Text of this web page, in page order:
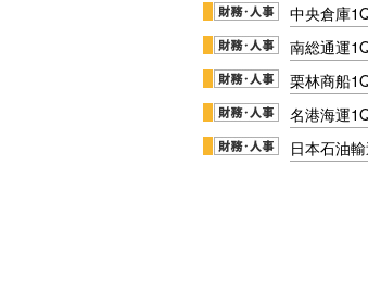
中央倉庫
南総通運
栗林商船
名港海運
日本石油